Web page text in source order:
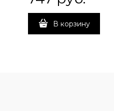
В корзину